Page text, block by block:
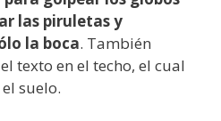
las piruletas y
la boca. También
texto en el techo, el cual
suelo.